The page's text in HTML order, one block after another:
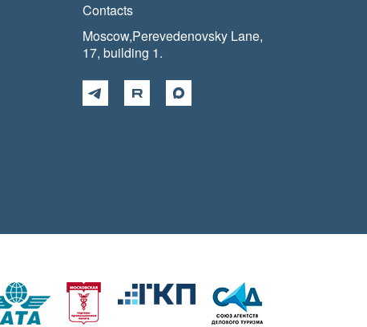
Contacts
Moscow,Perevedenovsky Lane,
17, building 1.